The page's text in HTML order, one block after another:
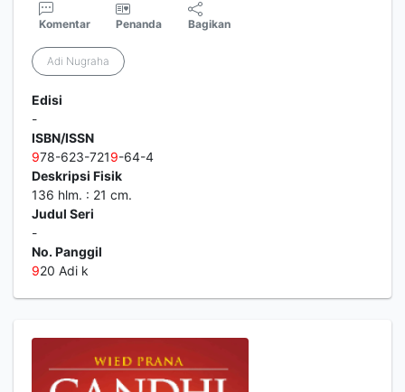
Komentar Penanda Bagikan
Adi Nugraha
Edisi
-
ISBN/ISSN
978-623-7219-64-4
Deskripsi Fisik
136 hlm. : 21 cm.
Judul Seri
-
No. Panggil
920 Adi k